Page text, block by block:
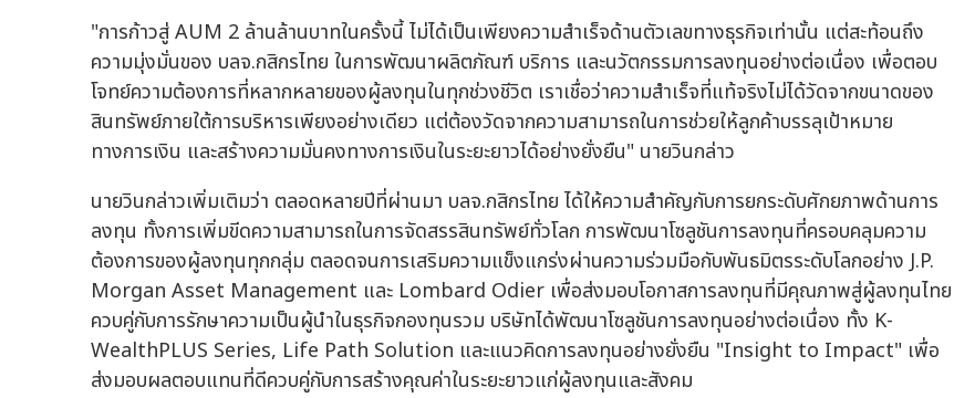
"การก้าวสู่ AUM 2 ล้านล้านบาทในครั้งนี้ ไม่ได้เป็นเพียงความสำเร็จด้านตัวเลขทางธุรกิจเท่านั้น แต่สะท้อนถึง
ความมุ่งมั่นของ บลจ.กสิกรไทย ในการพัฒนาผลิตภัณฑ์ บริการ และนวัตกรรมการลงทุนอย่างต่อเนื่อง เพื่อตอบ
โจทย์ความต้องการที่หลากหลายของผู้ลงทุนในทุกช่วงชีวิต เราเชื่อว่าความสำเร็จที่แท้จริงไม่ได้วัดจากขนาดของ
สินทรัพย์ภายใต้การบริหารเพียงอย่างเดียว แต่ต้องวัดจากความสามารถในการช่วยให้ลูกค้าบรรลุเป้าหมาย
ทางการเงิน และสร้างความมั่นคงทางการเงินในระยะยาวได้อย่างยั่งยืน" นายวินกล่าว
นายวินกล่าวเพิ่มเติมว่า ตลอดหลายปีที่ผ่านมา บลจ.กสิกรไทย ได้ให้ความสำคัญกับการยกระดับศักยภาพด้านการ
ลงทุน ทั้งการเพิ่มขีดความสามารถในการจัดสรรสินทรัพย์ทั่วโลก การพัฒนาโซลูชันการลงทุนที่ครอบคลุมความ
ต้องการของผู้ลงทุนทุกกลุ่ม ตลอดจนการเสริมความแข็งแกร่งผ่านความร่วมมือกับพันธมิตรระดับโลกอย่าง J.P.
Morgan Asset Management และ Lombard Odier เพื่อส่งมอบโอกาสการลงทุนที่มีคุณภาพสู่ผู้ลงทุนไทย
ควบคู่กับการรักษาความเป็นผู้นำในธุรกิจกองทุนรวม บริษัทได้พัฒนาโซลูชันการลงทุนอย่างต่อเนื่อง ทั้ง K-
WealthPLUS Series, Life Path Solution และแนวคิดการลงทุนอย่างยั่งยืน "Insight to Impact" เพื่อ
ส่งมอบผลตอบแทนที่ดีควบคู่กับการสร้างคุณค่าในระยะยาวแก่ผู้ลงทุนและสังคม